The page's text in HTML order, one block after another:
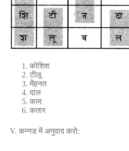
कोशिश
टीलू
मेंहनत
दाल
काम
कतार
V. कन्नड में अनुवाद करो: